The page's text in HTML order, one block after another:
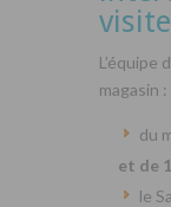
visite
L’équipe
magasin :
du
et de
le